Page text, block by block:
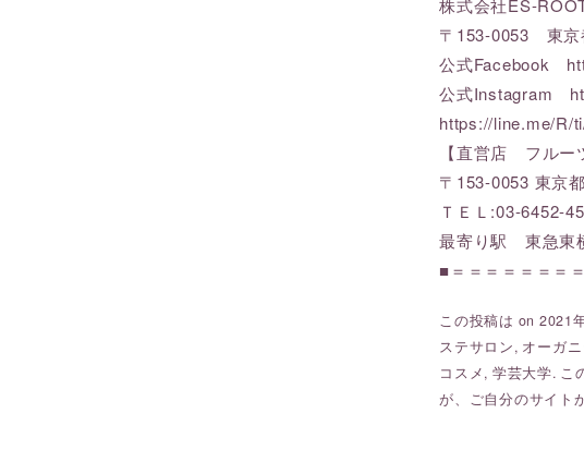
株式会社ES-
〒153-0053 東京
公式Facebook
公式
https://line.me/R/
【直営店 フルー
〒153-0053 東京
ＴＥＬ:03-6452-
最寄り駅 東急東
■＝＝＝＝＝＝＝
この投稿は on 2021
ステサロン, オーガ
コスメ, 学芸大学. こ
が、ご自分のサイト